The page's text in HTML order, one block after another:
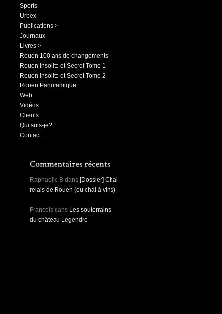
Sports
Urbex
Publications >
Journaux
Livres >
Rouen 100 ans de changements
Rouen Insolite et Secret Tome 1
Rouen Insolite et Secret Tome 2
Rouen Panoramique
Web
Vidéos
Clients
Qui suis-je?
Contact
Raphaelle B dans [Dossier] Chai
relais de Rouen (ou chai à vins)
Francois dans Les souterrains
du château Legendre